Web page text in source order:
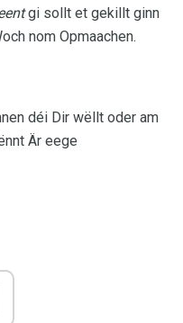
gi sollt et gekillt ginn
nom Opmaachen.
déi Dir wëllt oder am
Är eege